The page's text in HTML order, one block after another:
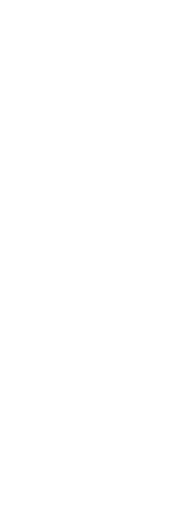
সাচিং প্রু জেরী